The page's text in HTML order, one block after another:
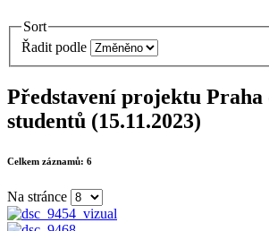
Sort
Řadit podle
Představení projektu Praha
studentů (15.11.2023)
Celkem záznamů: 6
Na stránce